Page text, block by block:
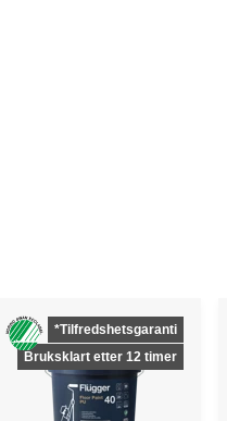
*Tilfredshetsgaranti
Bruksklart etter 12 timer